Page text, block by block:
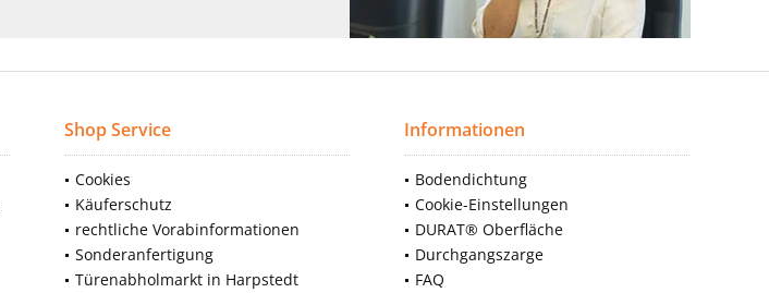
Shop Service
Cookies
Käuferschutz
rechtliche Vorabinformationen
Sonderanfertigung
Türenabholmarkt in Harpstedt
Informationen
Bodendichtung
Cookie-Einstellungen
DURAT® Oberfläche
Durchgangszarge
FAQ